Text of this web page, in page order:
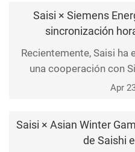
Saisi × Siemens
sincronización
Recientemente, Saisi
una cooperación con
proporcionando Apr
Saisi × Asian Winter
de Saishi